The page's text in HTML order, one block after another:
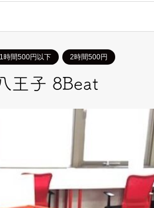
1時間500円以下 2時間500円
王子 8Beat